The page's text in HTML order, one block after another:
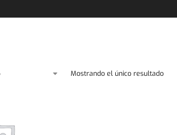
Mostrando el único resultado